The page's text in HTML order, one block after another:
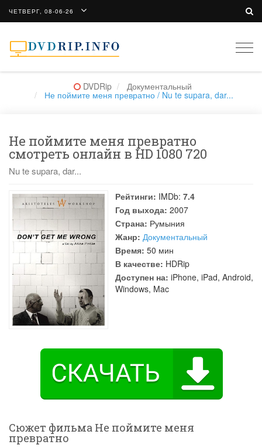
ЧЕТВЕРГ, 08-06-26
DVDRip Документальный
Не поймите меня превратно / Nu te supara, dar...
Не поймите меня превратно
смотреть онлайн в HD 1080 720
Nu te supara, dar...
Рейтинги: IMDb: 7.4
Год выхода: 2007
Страна: Румыния
Жанр: Документальный
Время: 50 мин
В качестве: HDRip
Доступен на: iPhone, iPad, Android,
Windows, Mac
Сюжет фильма Не поймите меня
превратно